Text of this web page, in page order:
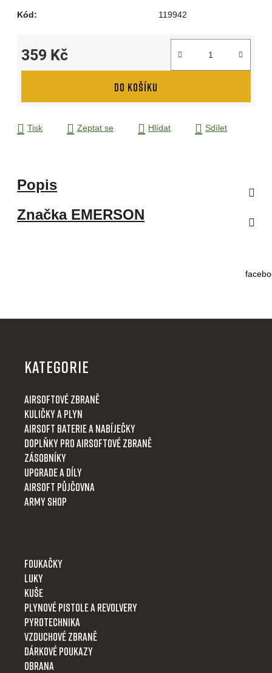
Kód: 119942
359 Kč
Měrná cena:
DO KOŠÍKU
Tisk Zeptat se Hlídat Sdílet
Popis
ZnačkaEMERSON
KATEGORIE
Airsoftové zbraně
Kuličky a plyn
Airsoft baterie a nabíječky
Doplňky pro airsoftové zbraně
Zásobníky
Upgrade a díly
Airsoft půjčovna
Army shop
Foukačky
Luky
Kuše
Plynové pistole a revolvery
Pyrotechnika
Vzduchové zbraně
Dárkové poukazy
Obrana